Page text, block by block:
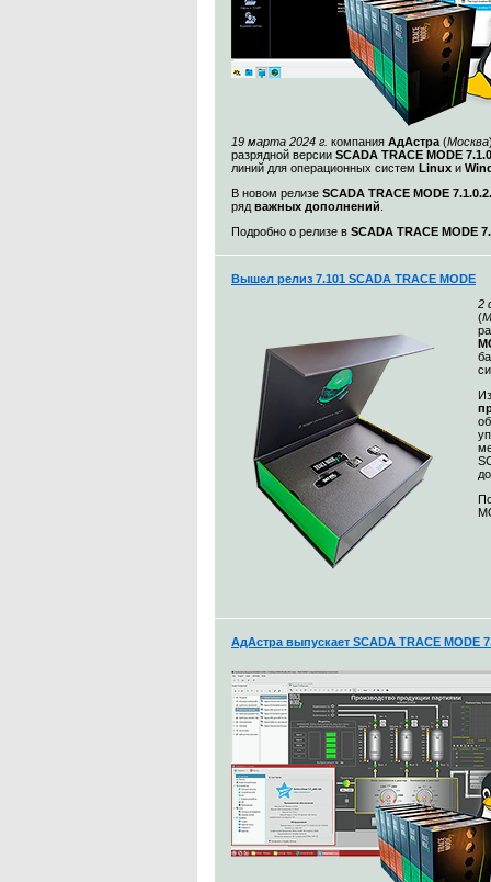
19 марта 2024 г. компания АдАстра (Москва
разрядной версии SCADA TRACE MODE
линий для операционных систем Linux и
В новом релизе SCADA TRACE MODE 7.1.0.2.
ряд важных дополнений
Подробно о релизе в SCADA TRACE MODE
Вышел релиз 7.101 SCADA TRACE MODE
2
(
АдАстра выпускает SCADA TRACE MODE